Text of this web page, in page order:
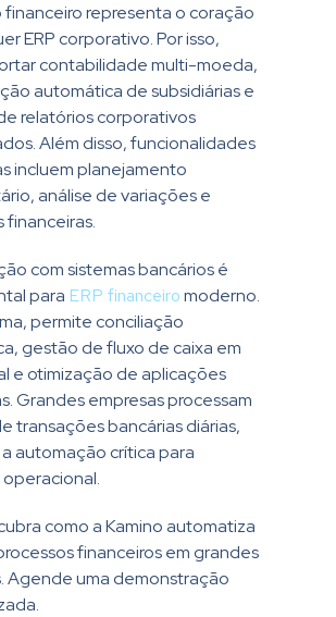
financeiro representa o coração
ERP corporativo. Por isso,
contabilidade multi-moeda,
automática de subsidiárias e
relatórios corporativos
Além disso, funcionalidades
incluem planejamento
análise de variações e
com sistemas bancários é
para ERP financeiromoderno.
permite conciliação
gestão de fluxo de caixa em
e otimização de aplicações
Grandes empresas processam
transações bancárias diárias,
automação crítica para
como a Kamino automatiza
financeiros em grandes
Agende uma demonstração